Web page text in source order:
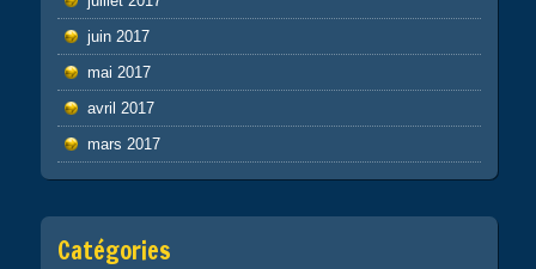
juin 2017
mai 2017
avril 2017
mars 2017
Catégories